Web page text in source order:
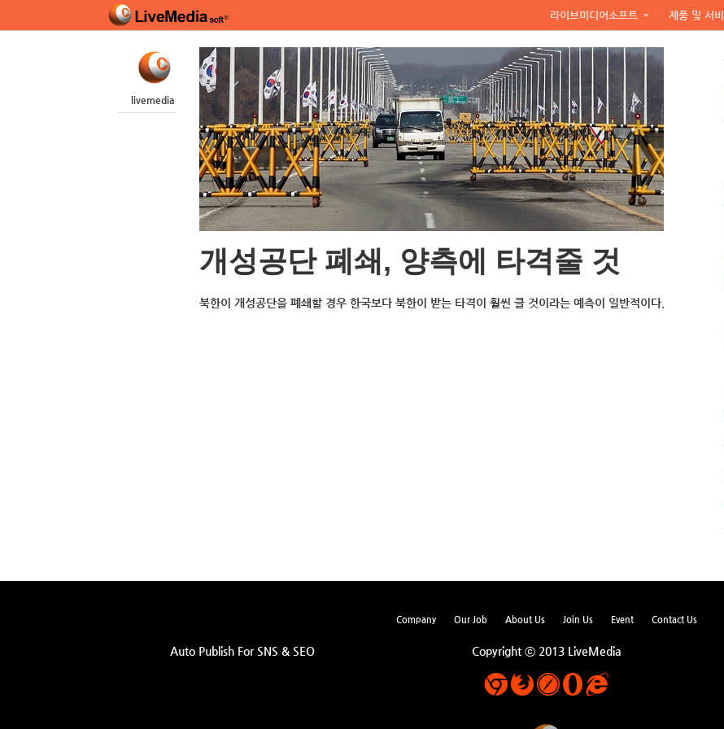
라이브미디어소프트 제품 및 서
livemedia
개성공단 폐쇄, 양측에 타격줄 것
북한이 개성공단을 폐쇄할 경우 한국보다 북한이 받는 타격이 훨씬 클 것이라는 예측이 일반적이다.
Company Our Job About Us Join Us Event Contact Us
Auto Publish For SNS & SEO Copyright ⓒ 2013 LiveMedia